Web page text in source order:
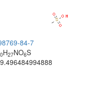
84-7
H27NO6S